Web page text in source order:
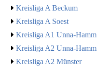
Kreisliga A Beckum
Kreisliga A Soest
Kreisliga A1 Unna-Hamm
Kreisliga A2 Unna-Hamm
Kreisliga A2 Münster